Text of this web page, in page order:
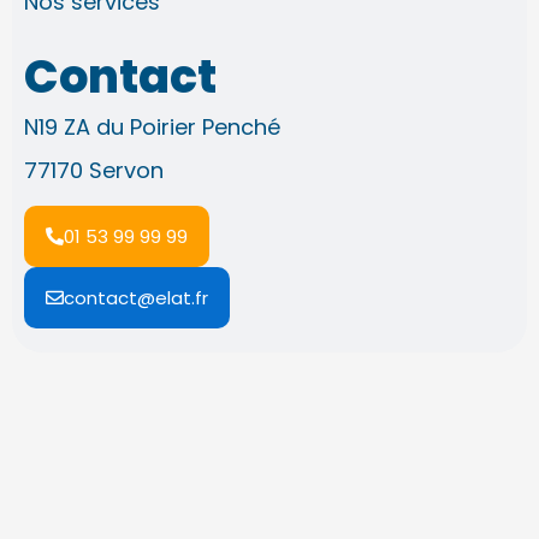
Contact
N19 ZA du Poirier Penché
77170 Servon
01 53 99 99 99
contact@elat.fr